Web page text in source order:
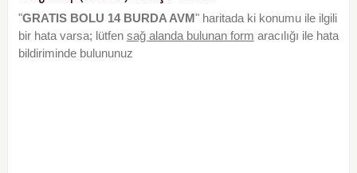
"GRATIS BOLU 14 BURDA AVM" haritada ki konumu ile ilgili
bir hata varsa; lütfen sağ alanda bulunan form aracılığı ile hata
bildiriminde bulununuz